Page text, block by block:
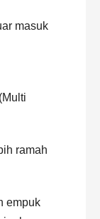
masuk
ramah
empuk